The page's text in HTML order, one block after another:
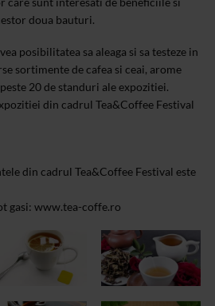
doua bauturi.
posibilitatea sa aleaga si sa testeze in
sortimente de cafea si ceai, arome
20 de standuri ale expozitiei.
din cadrul Tea&Coffee Festival
din cadrul Tea&Coffee Festival este
gasi: www.tea-coffe.ro